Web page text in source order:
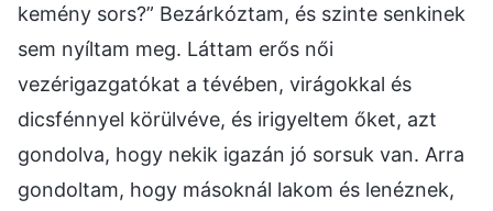
kemény sors?” Bezárkóztam, és szinte senkinek
sem nyíltam meg. Láttam erős női
vezérigazgatókat a tévében, virágokkal és
dicsfénnyel körülvéve, és irigyeltem őket, azt
gondolva, hogy nekik igazán jó sorsuk van. Arra
gondoltam, hogy másoknál lakom és lenéznek,